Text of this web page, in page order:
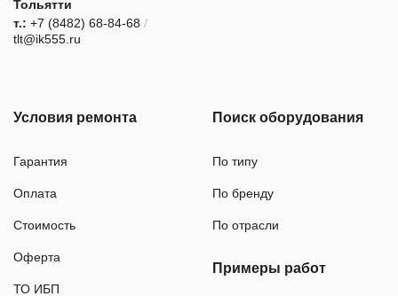
Тольятти
т.: +7 (8482) 68-84-68 /
tlt@ik555.ru
Условия ремонта
Гарантия
Оплата
Стоимость
Оферта
ТО ИБП
Поиск оборудования
По типу
По бренду
По отрасли
Примеры работ